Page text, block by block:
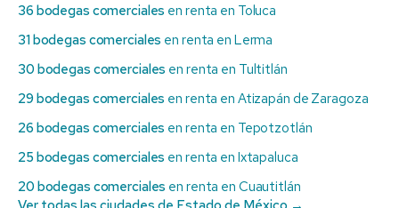
36 bodegas comerciales en renta en Toluca
31 bodegas comerciales en renta en Lerma
30 bodegas comerciales en renta en Tultitlán
29 bodegas comerciales en renta en Atizapán de Zaragoza
26 bodegas comerciales en renta en Tepotzotlán
25 bodegas comerciales en renta en Ixtapaluca
20 bodegas comerciales en renta en Cuautitlán